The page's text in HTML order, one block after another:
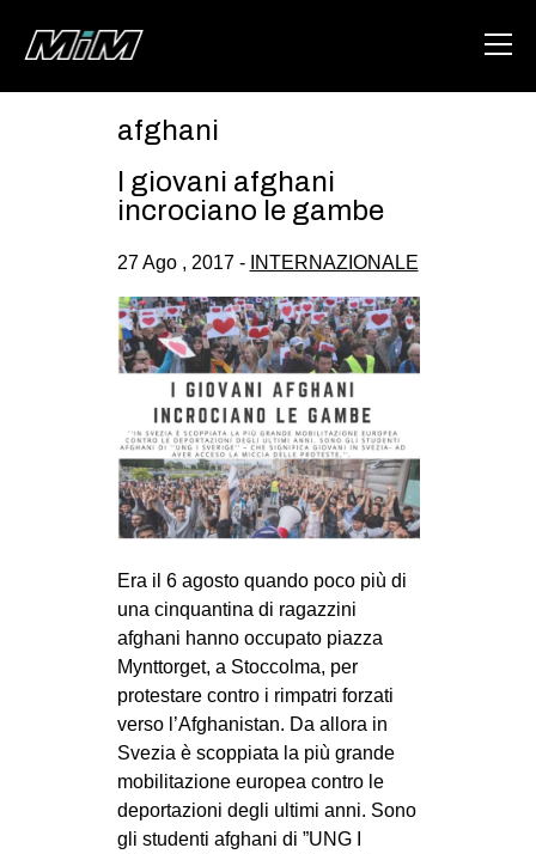
ABOUT
AREA
DEGENERAZIONE
GAZA FREESTYLE
CSOA LAMBRETTA
MSM
STUDENTI TSUNAMI
ZAM
MOBILITAZIONI
SPAZI
SPORT POPOLARE
MOVIMENTI
AMBIENTE
ANTIFASCISMO
DIRITTO ALL’ABITARE
afghani
I giovani afghani
incrociano le gambe
27 Ago , 2017 - INTERNAZIONALE
Era il 6 agosto quando poco più di
una cinquantina di ragazzini
afghani hanno occupato piazza
Mynttorget, a Stoccolma, per
protestare contro i rimpatri forzati
verso l’Afghanistan. Da allora in
Svezia è scoppiata la più grande
mobilitazione europea contro le
deportazioni degli ultimi anni. Sono
gli studenti afghani di ”UNG I